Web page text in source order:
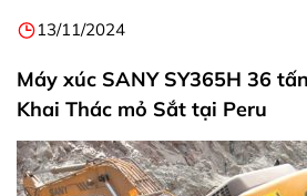
13/11/2024
Máy xúc SANY SY365H 36
Khai Thác mỏ Sắt tại Peru